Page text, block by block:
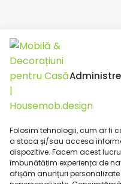
Folosim tehnologii, cum ar fi
a stoca și/sau accesa
dispozitive. Facem acest
îmbunătățim experiența de
afișăm anunțuri